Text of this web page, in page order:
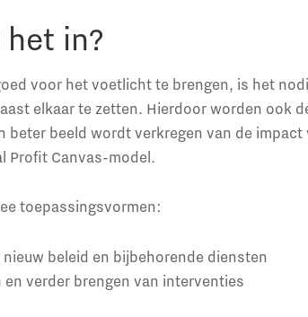
in?
voor het voetlicht te brengen, is het
elkaar te zetten. Hierdoor worden ook
beter beeld wordt verkregen van de
Profit Canvas-model.
toepassingsvormen:
beleid en bijbehorende diensten
verder brengen van interventies